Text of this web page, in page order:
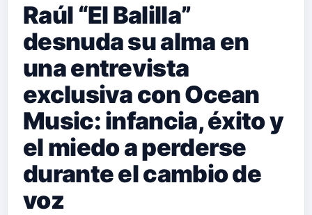
Raúl “El Balilla”
desnuda su alma en
una entrevista
exclusiva con Ocean
Music: infancia, éxito y
el miedo a perderse
durante el cambio de
voz